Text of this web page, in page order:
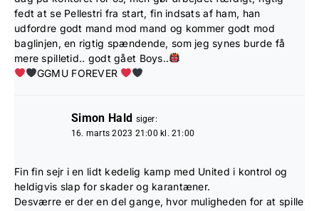
fedt at se Pellestri fra start, fin indsats af ham, han
udfordre godt mand mod mand og kommer godt mod
baglinjen, en rigtig spændende, som jeg synes burde få
mere spilletid.. godt gået Boys..
GGMU FOREVER
Simon Hald siger:
16. marts 2023 21:00 kl. 21:00
Fin fin sejr i en lidt kedelig kamp med United i kontrol og
heldigvis slap for skader og karantæner.
Desværre er der en del gange, hvor muligheden for at spille